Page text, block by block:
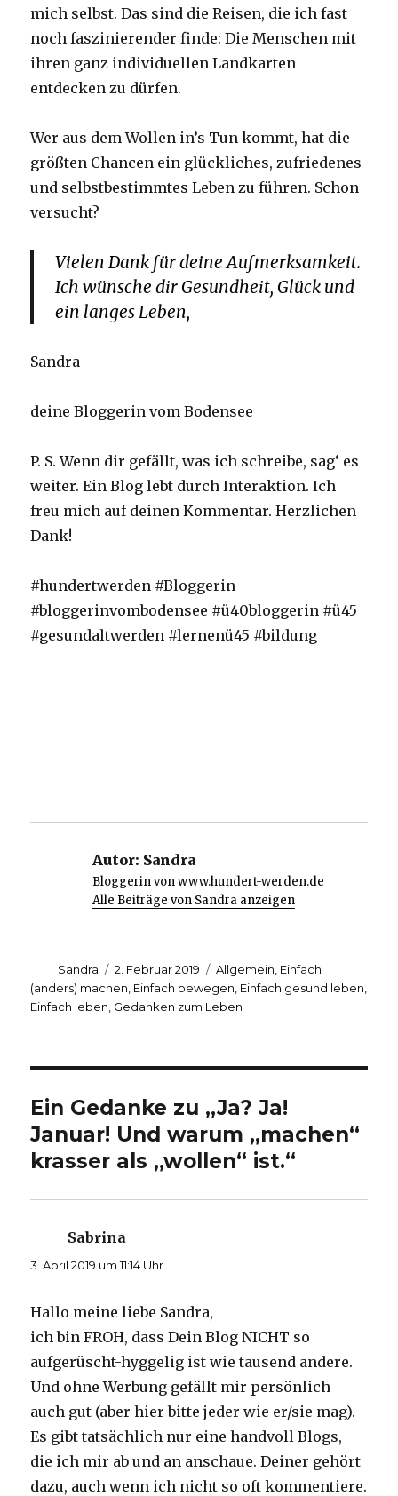
mich selbst. Das sind die Reisen, die ich fast
noch faszinierender finde: Die Menschen mit
ihren ganz individuellen Landkarten
entdecken zu dürfen.
Wer aus dem Wollen in’s Tun kommt, hat die
größten Chancen ein glückliches, zufriedenes
und selbstbestimmtes Leben zu führen. Schon
versucht?
Vielen Dank für deine Aufmerksamkeit.
Ich wünsche dir Gesundheit, Glück und
ein langes Leben,
Sandra
deine Bloggerin vom Bodensee
P. S. Wenn dir gefällt, was ich schreibe, sag‘ es
weiter. Ein Blog lebt durch Interaktion. Ich
freu mich auf deinen Kommentar. Herzlichen
Dank!
#hundertwerden #Bloggerin
#bloggerinvombodensee #ü40bloggerin #ü45
#gesundaltwerden #lernenü45 #bildung
Autor: Sandra
Bloggerin von www.hundert-werden.de
Alle Beiträge von Sandra anzeigen
Autor
Sandra
Veröffentlicht
am
2. Februar 2019 Kategorien
Allgemein Einfach
(anders) machen Einfach bewegen Einfach gesund leben
Einfach leben Gedanken zum Leben
Ein Gedanke zu „Ja? Ja!
Januar! Und warum „machen“
krasser als „wollen“ ist.“
Sabrina
3. April 2019 um 11:14 Uhr
Hallo meine liebe Sandra,
ich bin FROH, dass Dein Blog NICHT so
aufgerüscht-hyggelig ist wie tausend andere.
Und ohne Werbung gefällt mir persönlich
auch gut (aber hier bitte jeder wie er/sie mag).
Es gibt tatsächlich nur eine handvoll Blogs,
die ich mir ab und an anschaue. Deiner gehört
dazu, auch wenn ich nicht so oft kommentiere.